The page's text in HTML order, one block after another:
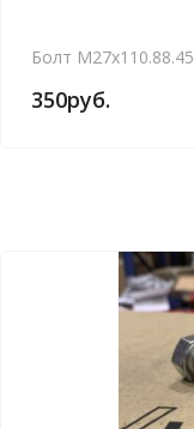
Болт М27х110.88.45
350руб.